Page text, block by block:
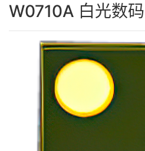
加入星心
企业文化
服务与支持
W0710A 白光数